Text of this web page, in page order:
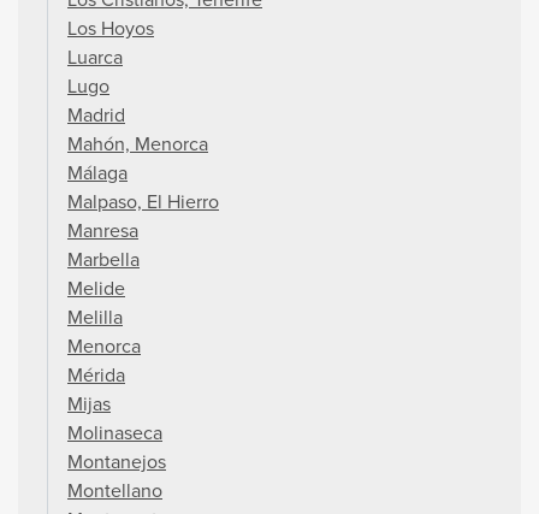
Los Hoyos
Luarca
Lugo
Madrid
Mahón, Menorca
Málaga
Malpaso, El Hierro
Manresa
Marbella
Melide
Melilla
Menorca
Mérida
Mijas
Molinaseca
Montanejos
Montellano